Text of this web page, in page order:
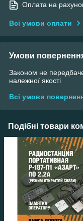
Оплата на
Всі умови оплати
Умови
Законом не
належної якості
Всі умови
Подібні товари